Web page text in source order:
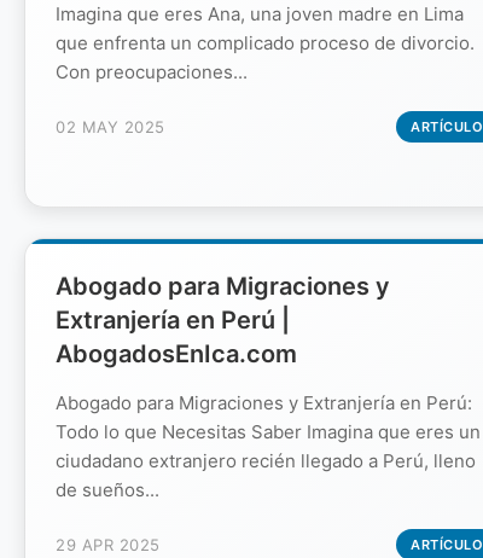
Imagina que eres Ana, una joven madre en Lima
que enfrenta un complicado proceso de divorcio.
Con preocupaciones...
02 MAY 2025 ARTÍCULO
Abogado para Migraciones y
Extranjería en Perú |
AbogadosEnIca.com
Abogado para Migraciones y Extranjería en Perú:
Todo lo que Necesitas Saber Imagina que eres un
ciudadano extranjero recién llegado a Perú, lleno
de sueños...
29 APR 2025 ARTÍCULO